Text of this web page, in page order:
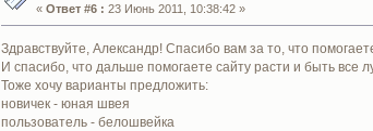
« Ответ #6 : 23 Июнь 2011, 10:38:42 »
Здравствуйте, Александр! Спасибо вам за то, что
И спасибо, что дальше помогаете сайту расти и быть все
Тоже хочу варианты предложить:
новичек - юная швея
пользователь - белошвейка